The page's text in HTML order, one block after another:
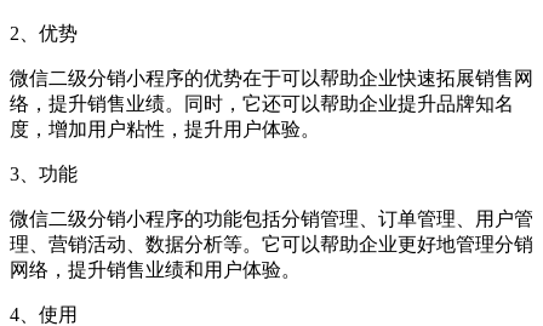
2、优势
微信二级分销小程序的优势在于可以帮助企业快速拓展销售网
络，提升销售业绩。同时，它还可以帮助企业提升品牌知名
度，增加用户粘性，提升用户体验。
3、功能
微信二级分销小程序的功能包括分销管理、订单管理、用户管
理、营销活动、数据分析等。它可以帮助企业更好地管理分销
网络，提升销售业绩和用户体验。
4、使用